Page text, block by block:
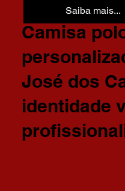
Camisa
José dos
identidade
Saiba mais...